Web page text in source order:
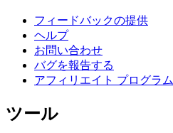
フィードバックの提供
ヘルプ
お問い合わせ
バグを報告する
アフィリエイト プログラム
ツール